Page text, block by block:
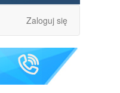
Zaloguj się